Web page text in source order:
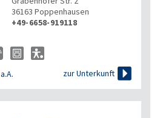
36163 Poppenhausen
+49-6658-919118
a.A. zur Unterkunft 